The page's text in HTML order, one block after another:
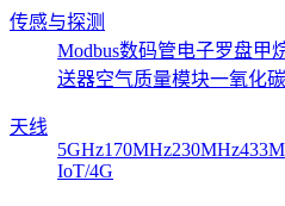
传感与探测
Modbus数码管电子罗盘甲
送器空气质量模块一氧化
天线
5GHz170MHz230MHz
IoT/4G